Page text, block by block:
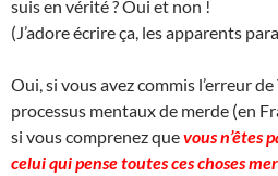
suis en vérité ? Oui et non !
(J’adore écrire ça, les apparents
Oui, si vous avez commis l’erreur de
processus mentaux de merde (en
si vous comprenez quevous n’êtes
celui qui pense toutes ces choses